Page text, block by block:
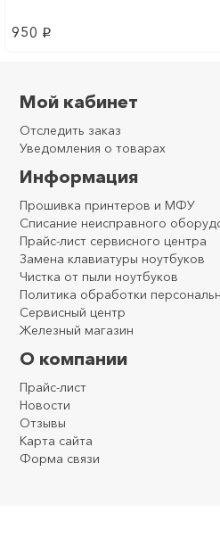
950 p
Мой кабинет
Отследить заказ
Уведомления о товарах
Информация
Прошивка принтеров и МФУ
Списание неисправного
Прайс-лист сервисного центра
Замена клавиатуры ноутбуков
Чистка от пыли ноутбуков
Политика обработки
Сервисный центр
Железный магазин
О компании
Прайс-лист
Новости
Отзывы
Карта сайта
Форма связи